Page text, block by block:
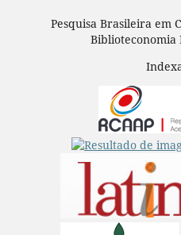
Pesquisa Brasileira em
Biblioteconomia